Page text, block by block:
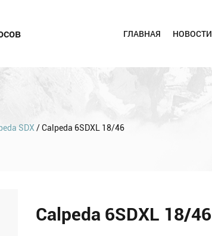
ГЛАВНАЯ НОВОСТИ
SDX / Calpeda 6SDXL 18/46
Calpeda 6SDXL 18/46